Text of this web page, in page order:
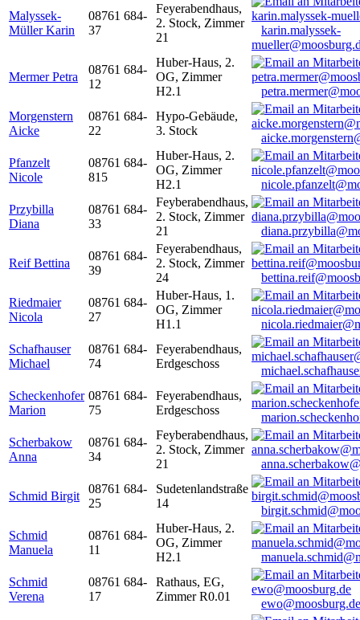
Malyssek-
Müller Karin
08761 684-
37
Feyerabendhaus,
2. Stock, Zimmer
21
karin.malyssek-
Mermer Petra
08761 684-
12
Huber-Haus, 2.
OG, Zimmer
H2.1
Morgenstern
Aicke
08761 684-
22
Hypo-Gebäude,
3. Stock
Pfanzelt
Nicole
08761 684-
815
Huber-Haus, 2.
OG, Zimmer
H2.1
Przybilla
Diana
08761 684-
33
Feyberabendhaus,
2. Stock, Zimmer
21
Reif Bettina
08761 684-
39
Feyerabendhaus,
2. Stock, Zimmer
24
Riedmaier
Nicola
08761 684-
27
Huber-Haus, 1.
OG, Zimmer
H1.1
Schafhauser
Michael
08761 684-
74
Feyerabendhaus,
Erdgeschoss
Scheckenhofer
Marion
08761 684-
75
Feyerabendhaus,
Erdgeschoss
Scherbakow
Anna
08761 684-
34
Feyberabendhaus,
2. Stock, Zimmer
21
Schmid Birgit
08761 684-
25
Sudetenlandstraße
14
Schmid
Manuela
08761 684-
11
Huber-Haus, 2.
OG, Zimmer
H2.1
Schmid
Verena
08761 684-
17
Rathaus, EG,
Zimmer R0.01
ewo@moosburg.de